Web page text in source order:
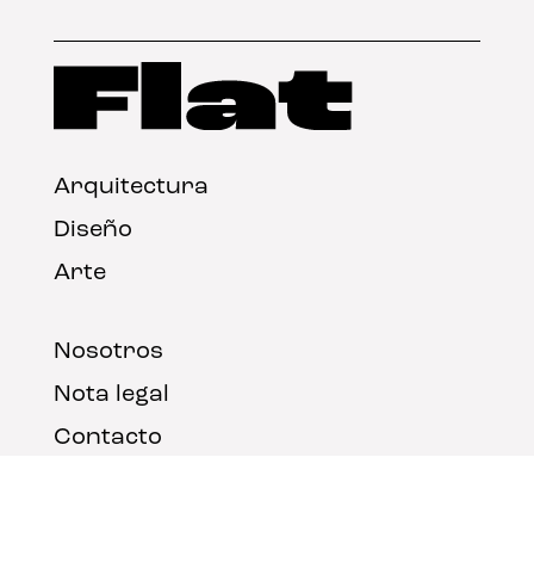
Arquitectura
Diseño
Arte
Nosotros
Nota legal
Contacto